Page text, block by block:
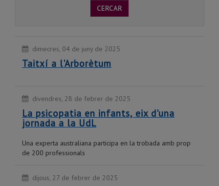
CERCAR
dimecres, 04 de juny de 2025
Taitxí a l'Arborètum
divendres, 28 de febrer de 2025
La psicopatia en infants, eix d'una
jornada a la UdL
Una experta australiana participa en la trobada amb prop
de 200 professionals
dijous, 27 de febrer de 2025